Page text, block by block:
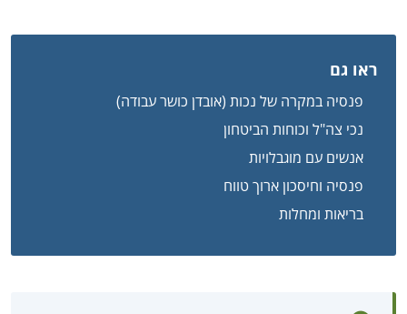
ראו גם
פנסיה במקרה של נכות (אובדן כושר עבודה)
נכי צה"ל וכוחות הביטחון
אנשים עם מוגבלויות
פנסיה וחיסכון ארוך טווח
בריאות ומחלות